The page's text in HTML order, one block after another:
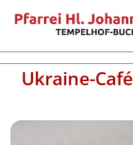
Ukraine-Café